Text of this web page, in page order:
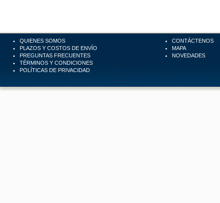
QUIENES SOMOS
PLAZOS Y COSTOS DE ENVÍO
PREGUNTAS FRECUENTES
TÉRMINOS Y CONDICIONES
POLÍTICAS DE PRIVACIDAD
CONTÁCTENOS
MAPA
NOVEDADES